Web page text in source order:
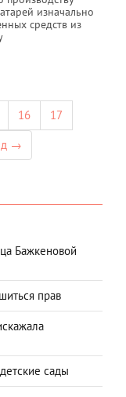
изначально
средств из
16
17
→
Бажкеновой
прав
сады